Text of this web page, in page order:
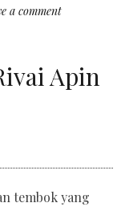
a comment
Apin
tembok yang